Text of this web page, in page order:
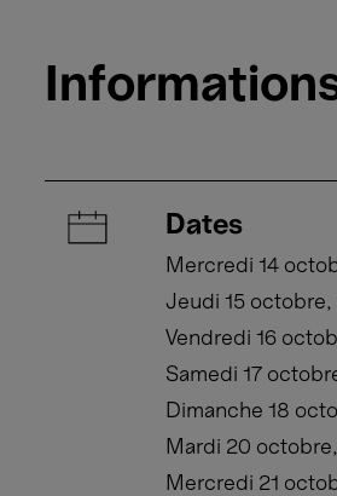
Dates
Mercredi 14
Jeudi 15
Vendredi 16
Samedi 17
Dimanche 18
Mardi 20
Mercredi 21